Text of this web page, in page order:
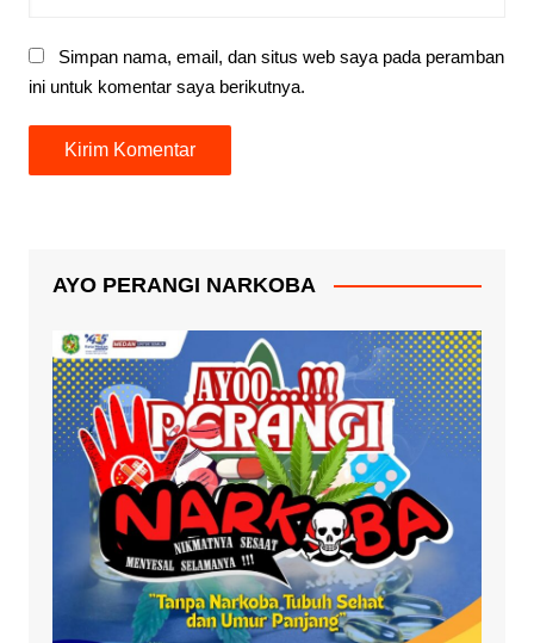
Simpan nama, email, dan situs web saya pada peramban
ini untuk komentar saya berikutnya.
AYO PERANGI NARKOBA